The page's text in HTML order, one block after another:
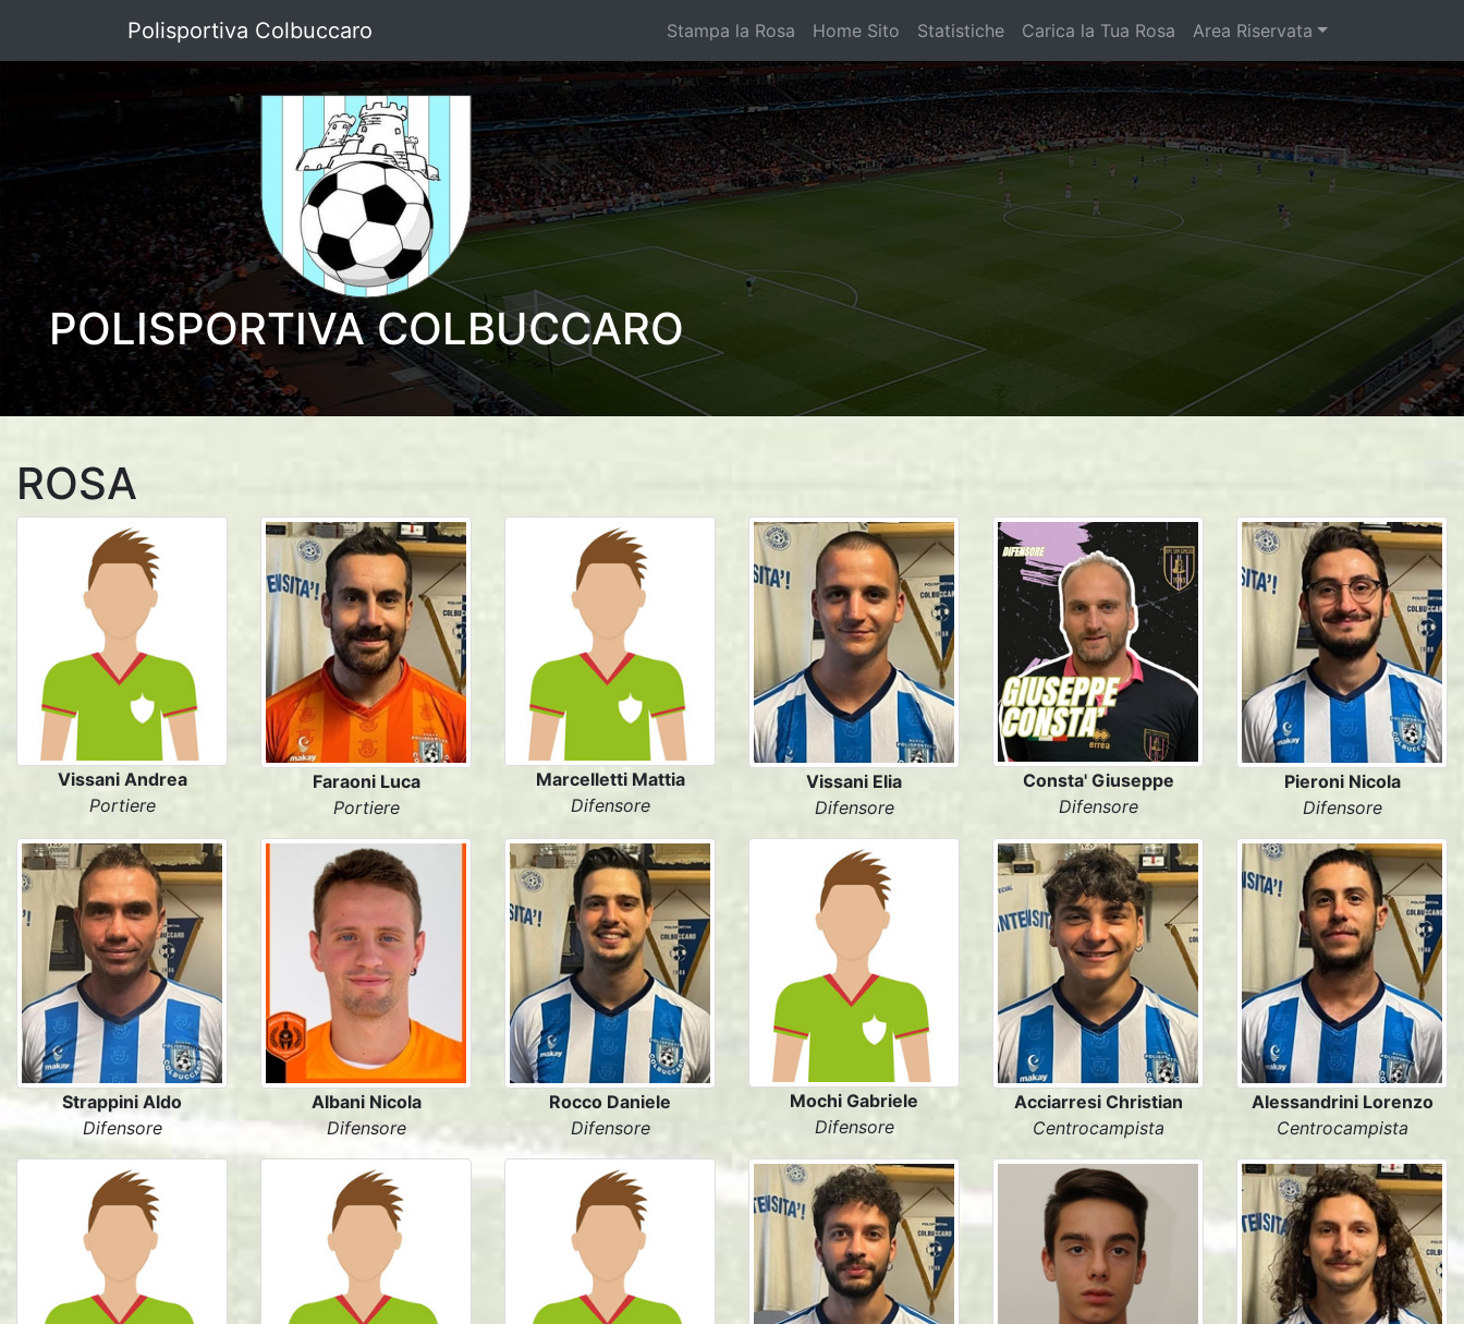
Polisportiva Colbuccaro Stampa la Rosa Home Sito Statistiche Carica la Tua Rosa Area Riservata
POLISPORTIVA COLBUCCARO
ROSA
Vissani Andrea
Portiere
Faraoni Luca
Portiere
Marcelletti Mattia
Difensore
Vissani Elia
Difensore
Consta' Giuseppe
Difensore
Pieroni Nicola
Difensore
Strappini Aldo
Difensore
Albani Nicola
Difensore
Rocco Daniele
Difensore
Mochi Gabriele
Difensore
Acciarresi Christian
Centrocampista
Alessandrini Lorenzo
Centrocampista